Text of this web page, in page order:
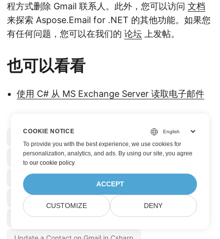
程方式删除 Gmail 联系人。此外，您可以访问 文档
来探索 Aspose.Email for .NET 的其他功能。如果您
有任何问题，您可以在我们的 论坛 上发帖。
也可以看看
使用 C# 从 MS Exchange Server 读取电子邮件
Create a Contact on Gmail in CSharp
Delete a Contact on Gmail Csharp
DotNet API to Manage Gmail Contacts
DotNet Gmail API
COOKIE NOTICE
To provide you with the best experience, we use cookies for
personalization, analytics, and ads. By using our site, you agree
toour cookie policy.
ACCEPT
CUSTOMIZE DENY